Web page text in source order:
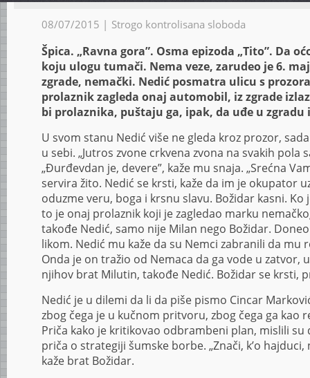
08/07/2015 | Strogo kontrolisana sloboda
Špica. „Ravna gora”. Osma epizoda „Tito”. Da
koju ulogu tumači. Nema veze, zarudeo je 6.
zgrade, nemački. Nedić posmatra ulicu s
prolaznik zagleda onaj automobil, iz zgrade
bi prolaznika, puštaju ga, ipak, da uđe u zgradu
U svom stanu Nedić više ne gleda kroz prozor,
u sebi. „Jutros zvone crkvena zvona na svakih pola
„Đurđevdan je, devere”, kaže mu snaja. „Srećna
servira žito. Nedić se krsti, kaže da im je okupator
oduzme veru, boga i krsnu slavu. Božidar kasni. Ko
to je onaj prolaznik koji je zagledao marku
takođe Nedić, samo nije Milan nego Božidar.
likom. Nedić mu kaže da su Nemci zabranili da mu
Onda je on tražio od Nemaca da ga vode u zatvor,
njihov brat Milutin, takođe Nedić. Božidar se krsti,
Nedić je u dilemi da li da piše pismo Cincar
zbog čega je u kučnom pritvoru, zbog čega ga kao
Priča kako je kritikovao odbrambeni plan, mislili su
priča o strategiji šumske borbe. „Znači, k’o
kaže brat Božidar.